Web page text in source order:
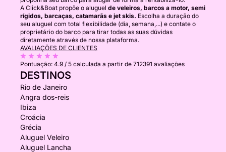
A Click&Boat propõe o aluguel de veleiros, barcos a motor, semi
rígidos, barcaças, catamarãs e jet skis. Escolha a duração do
seu aluguel com total flexibilidade (dia, semana,...) e contate o
proprietário do barco para tirar todas as suas dúvidas
diretamente através de nossa plataforma.
AVALIAÇÕES DE CLIENTES
Pontuação: 4.9 / 5 calculada a partir de 712391 avaliações
DESTINOS
Rio de Janeiro
Angra dos-reis
Ibiza
Croácia
Grécia
Aluguel Veleiro
Aluguel Lancha